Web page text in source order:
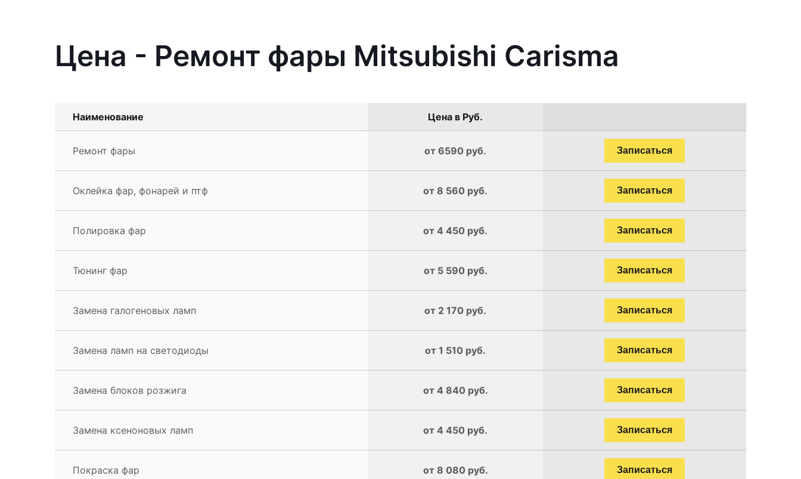
Цена - Ремонт фары Mitsubishi Carisma
Наименование Цена в Руб.
Ремонт фары от 6590 руб. Записаться
Оклейка фар, фонарей и птф от 8 560 руб. Записаться
Полировка фар от 4 450 руб. Записаться
Тюнинг фар от 5 590 руб. Записаться
Замена галогеновых ламп от 2 170 руб. Записаться
Замена ламп на светодиоды от 1 510 руб. Записаться
Замена блоков розжига от 4 840 руб. Записаться
Замена ксеноновых ламп от 4 450 руб. Записаться
Покраска фар от 8 080 руб. Записаться